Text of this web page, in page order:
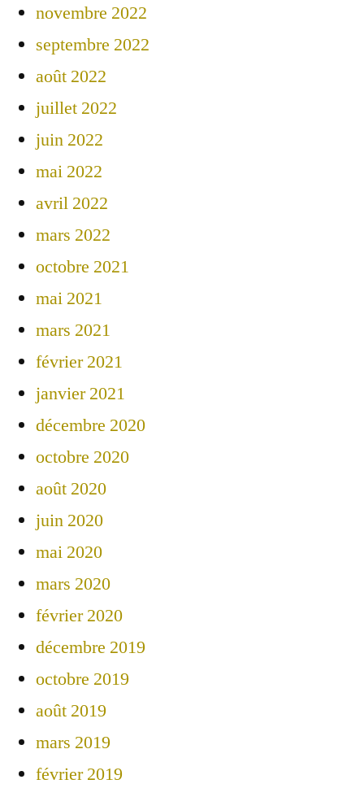
novembre 2022
septembre 2022
août 2022
juillet 2022
juin 2022
mai 2022
avril 2022
mars 2022
octobre 2021
mai 2021
mars 2021
février 2021
janvier 2021
décembre 2020
octobre 2020
août 2020
juin 2020
mai 2020
mars 2020
février 2020
décembre 2019
octobre 2019
août 2019
mars 2019
février 2019